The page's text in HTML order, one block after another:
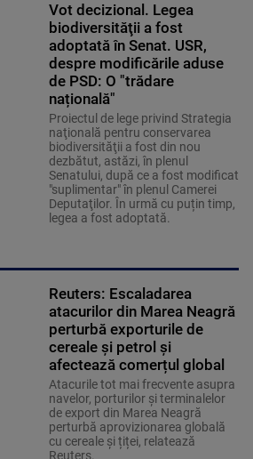
Vot decizional. Legea
biodiversităţii a fost
adoptată în Senat. USR,
despre modificările aduse
de PSD: O "trădare
națională"
Proiectul de lege privind Strategia
naţională pentru conservarea
biodiversităţii a fost din nou
dezbătut, astăzi, în plenul
Senatului, după ce a fost modificat
"suplimentar" în plenul Camerei
Deputaţilor. În urmă cu puțin timp,
legea a fost adoptată.
Reuters: Escaladarea
atacurilor din Marea Neagră
perturbă exporturile de
cereale și petrol și
afectează comerțul global
Atacurile tot mai frecvente asupra
navelor, porturilor și terminalelor
de export din Marea Neagră
perturbă aprovizionarea globală
cu cereale și țiței, relatează
Reuters.